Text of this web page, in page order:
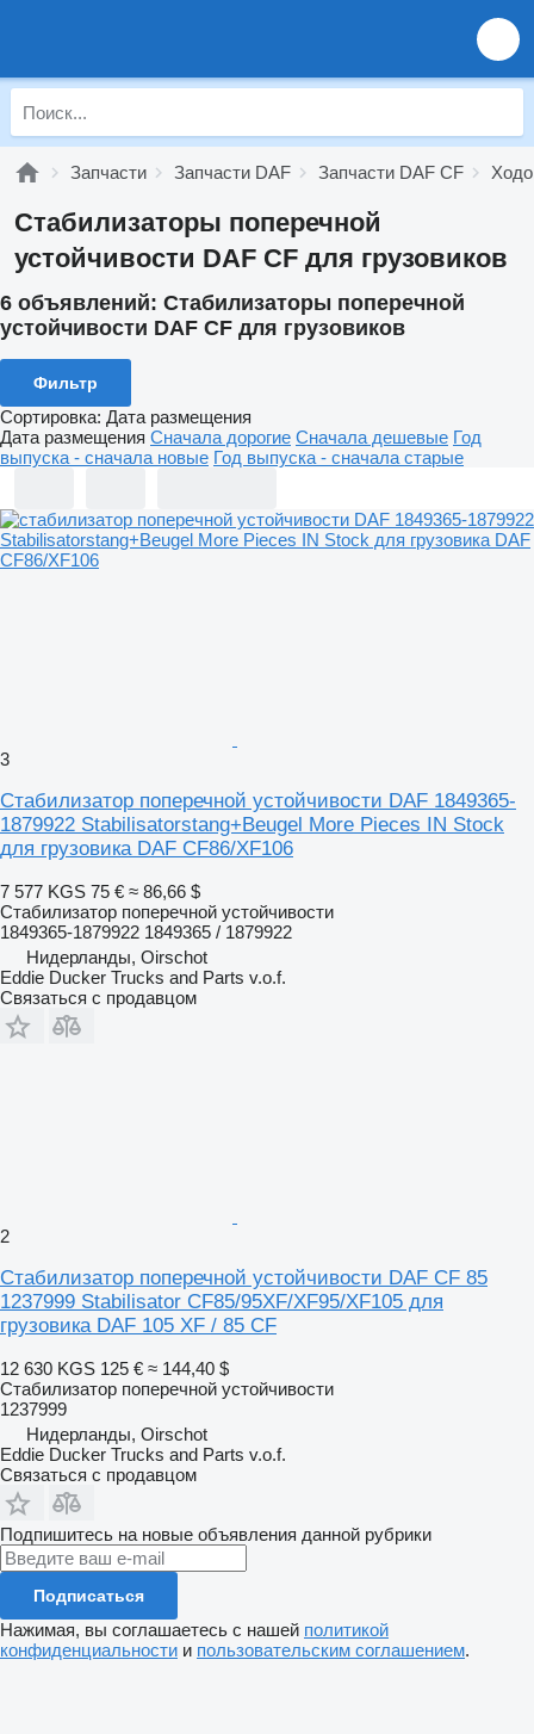
Запчасти Запчасти DAF Запчасти DAF CF
Стабилизаторы поперечной
устойчивости DAF CF для грузовиков
6 объявлений: Стабилизаторы поперечной
устойчивости DAF CF для грузовиков
Фильтр
Сортировка: Дата размещения
Дата размещения Сначала дорогие Сначала дешевые Год
выпуска - сначала новые Год выпуска - сначала старые
3
Стабилизатор поперечной устойчивости DAF 1849365-
1879922 Stabilisatorstang+Beugel More Pieces IN Stock
для грузовика DAF CF86/XF106
7 577 KGS 75 € ≈ 86,66 $
Стабилизатор поперечной устойчивости
1849365-1879922 1849365 / 1879922
Нидерланды, Oirschot
Eddie Ducker Trucks and Parts v.o.f.
Связаться с продавцом
2
Стабилизатор поперечной устойчивости DAF CF 85
1237999 Stabilisator CF85/95XF/XF95/XF105 для
грузовика DAF 105 XF / 85 CF
12 630 KGS 125 € ≈ 144,40 $
Стабилизатор поперечной устойчивости
1237999
Нидерланды, Oirschot
Eddie Ducker Trucks and Parts v.o.f.
Связаться с продавцом
Подпишитесь на новые объявления данной рубрики
Подписаться
Нажимая, вы соглашаетесь с нашей политикой
конфиденциальности и пользовательским соглашением.